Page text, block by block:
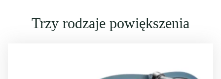
Trzy rodzaje powiększenia